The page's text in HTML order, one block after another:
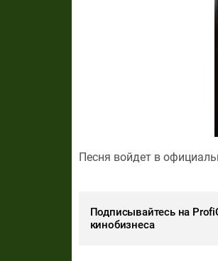
Песня войдет в
Подписывайтесь на
кинобизнеса